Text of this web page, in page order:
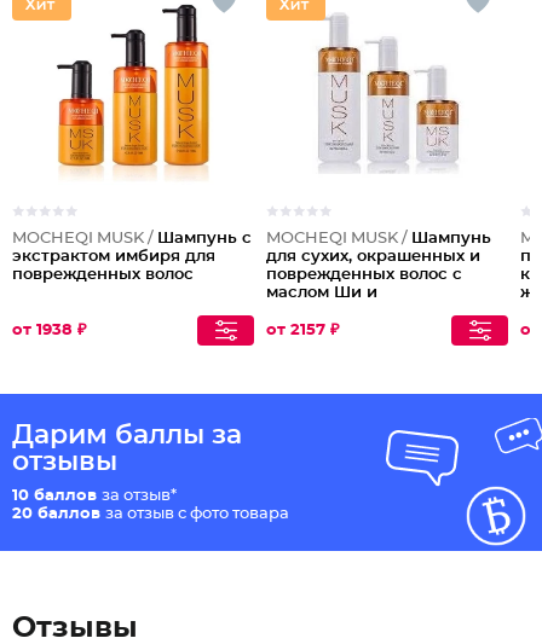
MOCHEQI MUSK / Шампунь с
экстрактом имбиря для
поврежденных волос
от 1938 ₽
MOCHEQI MUSK / Шампунь
для сухих, окрашенных и
поврежденных волос с
маслом Ши и
кератином Nourishing
от 2157 ₽
от
Дарим баллы за
отзывы
10 баллов за отзыв*
20 баллов за отзыв с фото товара
Отзывы